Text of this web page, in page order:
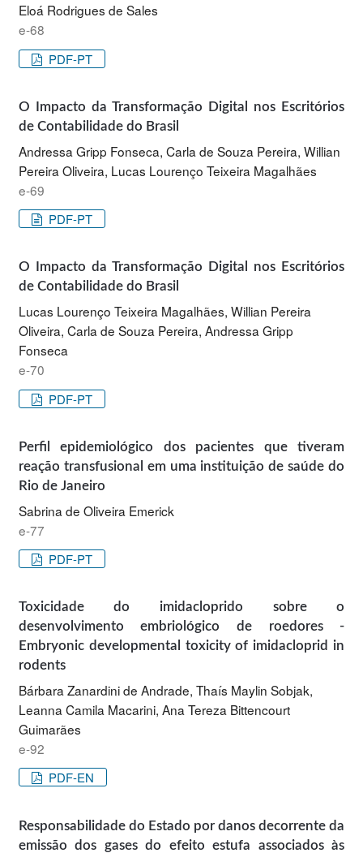
Eloá Rodrigues de Sales
e-68
PDF-PT
O Impacto da Transformação Digital nos Escritórios
de Contabilidade do Brasil
Andressa Gripp Fonseca, Carla de Souza Pereira, Willian
Pereira Oliveira, Lucas Lourenço Teixeira Magalhães
e-69
PDF-PT
O Impacto da Transformação Digital nos Escritórios
de Contabilidade do Brasil
Lucas Lourenço Teixeira Magalhães, Willian Pereira
Oliveira, Carla de Souza Pereira, Andressa Gripp
Fonseca
e-70
PDF-PT
Perfil epidemiológico dos pacientes que tiveram
reação transfusional em uma instituição de saúde do
Rio de Janeiro
Sabrina de Oliveira Emerick
e-77
PDF-PT
Toxicidade do imidacloprido sobre o
desenvolvimento embriológico de roedores -
Embryonic developmental toxicity of imidacloprid in
rodents
Bárbara Zanardini de Andrade, Thaís Maylin Sobjak,
Leanna Camila Macarini, Ana Tereza Bittencourt
Guimarães
e-92
PDF-EN
Responsabilidade do Estado por danos decorrente da
emissão dos gases do efeito estufa associados às